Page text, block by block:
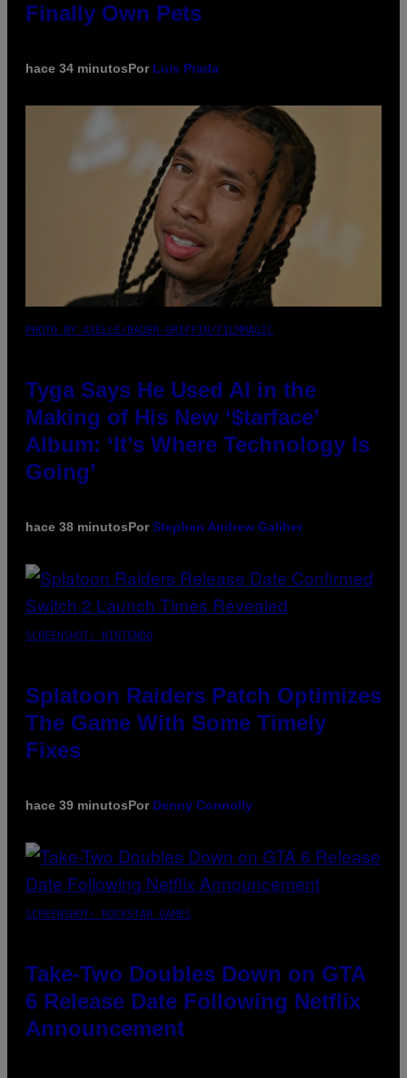
Finally Own Pets
hace 34 minutosPor Luis Prada
PHOTO BY AXELLE/BAUER-GRIFFIN/FILMMAGIC
Tyga Says He Used AI in the
Making of His New ‘$tarface’
Album: ‘It’s Where Technology Is
Going’
hace 38 minutosPorStephen Andrew Galiher
SCREENSHOT: NINTENDO
Splatoon Raiders Patch Optimizes
The Game With Some Timely
Fixes
hace 39 minutosPor Denny Connolly
SCREENSHOT: ROCKSTAR GAMES
Take-Two Doubles Down on GTA
6 Release Date Following Netflix
Announcement